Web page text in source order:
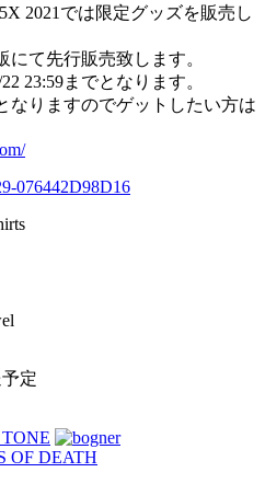
2021では限定グッズを販売し
にて先行販売致します。
23:59までとなります。
なりますのでゲットしたい方は
定